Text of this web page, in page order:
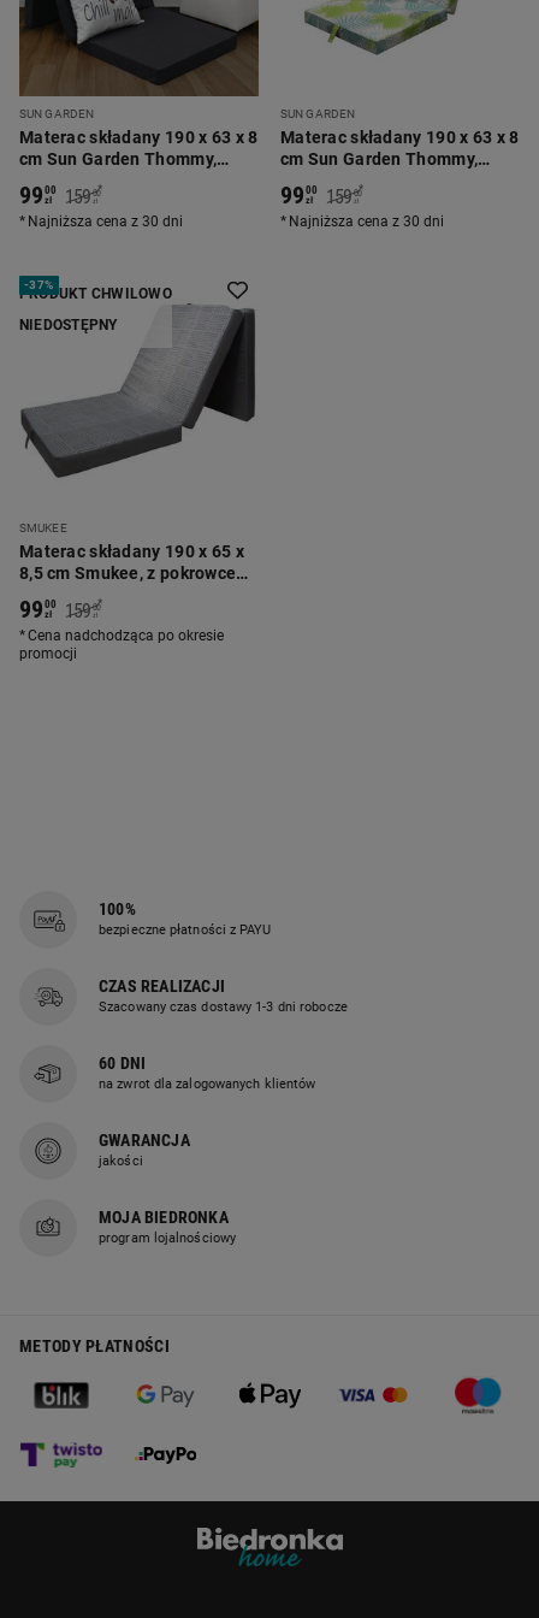
SUN GARDEN
Materac składany 190 x 63 x 8
cm Sun Garden Thommy,
średnio twardy, w kropki
9900
zł 159 00
zł
*
Najniższa cena z 30 dni
SUN GARDEN
Materac składany 190 x 63 x 8
cm Sun Garden Thommy,
średnio twardy, liście
9900
zł 159 00
zł
*
Najniższa cena z 30 dni
PRODUKT CHWILOWO
NIEDOSTĘPNY
-37%
SMUKEE
Materac składany 190 x 65 x
8,5 cm Smukee, z pokrowcem
do prania i torbą, szary
9900
zł 159 00
zł
*
Cena nadchodząca po okresie
promocji
100%
bezpieczne płatności z PAYU
CZAS REALIZACJI
Szacowany czas dostawy 1-3 dni robocze
60 DNI
na zwrot dla zalogowanych klientów
GWARANCJA
jakości
MOJA BIEDRONKA
program lojalnościowy
METODY PŁATNOŚCI